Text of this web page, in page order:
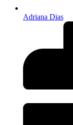
Adriana Dias